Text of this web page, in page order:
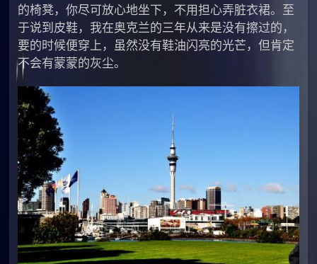
的椅凳，你尽可放心地坐下，不用担心弄脏衣裙。至
于说到皮鞋，我在奥克兰的三年从来是没有擦过的，
要的时候便穿上，虽然没有鞋油闪亮的光芒，但肯定
不会有蒙蒙的灰尘。